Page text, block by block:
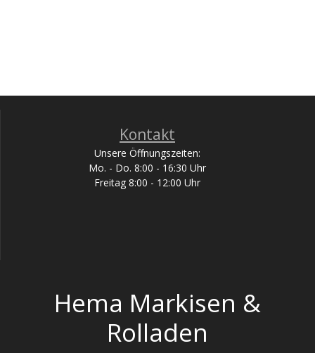
Kontakt
Unsere Öffnungszeiten:
Mo. - Do. 8:00 - 16:30 Uhr
Freitag 8:00 - 12:00 Uhr
Hema Markisen &
Rolladen